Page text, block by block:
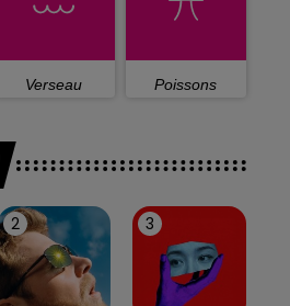
Verseau Poissons
2 3